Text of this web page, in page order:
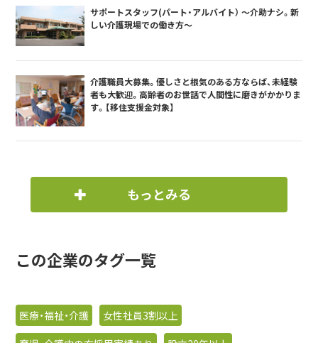
サポートスタッフ(パート・アルバイト） ～介助ナシ。新
しい介護現場での働き方～
介護職員大募集。優しさと根気のある方ならば、未経験
者も大歓迎。高齢者のお世話で人間性に磨きがかかりま
す。【移住支援金対象】
もっとみる
この企業のタグ一覧
医療・福祉・介護
女性社員3割以上